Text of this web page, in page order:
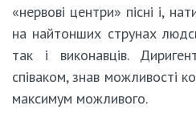
«нервові центри» пісні і,
на найтонших струнах
так і виконавців.
співаком, знав можливості
максимум можливого.